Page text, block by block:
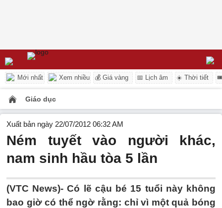
Mới nhất Xem nhiều 💰 Giá vàng 📅 Lịch âm ☀️ Thời tiết
Giáo dục
Xuất bản ngày 22/07/2012 06:32 AM
Ném tuyết vào người khác,
nam sinh hầu tòa 5 lần
(VTC News)- Có lẽ cậu bé 15 tuổi này không
bao giờ có thể ngờ rằng: chỉ vì một quả bóng